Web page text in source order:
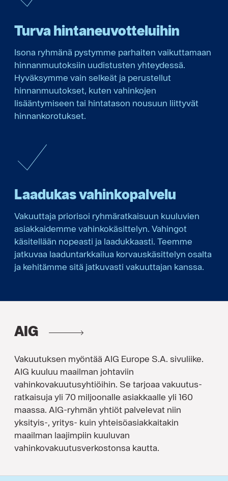
Turva hintaneuvotteluihin
Isona ryhmänä pystymme parhaiten vaikuttamaan
hinnanmuutoksiin uudistusten yhteydessä.
Hyväksymme vain selkeät ja perustellut
hinnanmuutokset, kuten vahinkojen
lisääntymiseen tai hintatason nousuun liittyvät
hinnankorotukset.
Laadukas vahinkopalvelu
Vakuuttaja priorisoi ryhmäratkaisuun kuuluvien
asiakkaidemme vahinkokäsittelyn. Vahingot
käsitellään nopeasti ja laadukkaasti. Teemme
jatkuvaa laaduntarkkailua korvauskäsittelyn osalta
ja kehitämme sitä jatkuvasti vakuuttajan kanssa.
AIG
Vakuutuksen myöntää AIG Europe S.A. sivuliike.
AIG kuuluu maailman johtaviin
vahinkovakuutusyhtiöihin. Se tarjoaa vakuutus-
ratkaisuja yli 70 miljoonalle asiakkaalle yli 160
maassa. AIG-ryhmän yhtiöt palvelevat niin
yksityis-, yritys- kuin yhteisöasiakkaitakin
maailman laajimpiin kuuluvan
vahinkovakuutusverkostonsa kautta.